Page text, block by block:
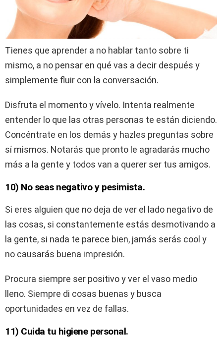
Tienes que aprender a no hablar tanto sobre ti
mismo, a no pensar en qué vas a decir después y
simplemente fluir con la conversación.
Disfruta el momento y vívelo. Intenta realmente
entender lo que las otras personas te están diciendo.
Concéntrate en los demás y hazles preguntas sobre
sí mismos. Notarás que pronto le agradarás mucho
más a la gente y todos van a querer ser tus amigos.
10) No seas negativo y pesimista.
Si eres alguien que no deja de ver el lado negativo de
las cosas, si constantemente estás desmotivando a
la gente, si nada te parece bien, jamás serás cool y
no causarás buena impresión.
Procura siempre ser positivo y ver el vaso medio
lleno. Siempre di cosas buenas y busca
oportunidades en vez de fallas.
11) Cuida tu higiene personal.